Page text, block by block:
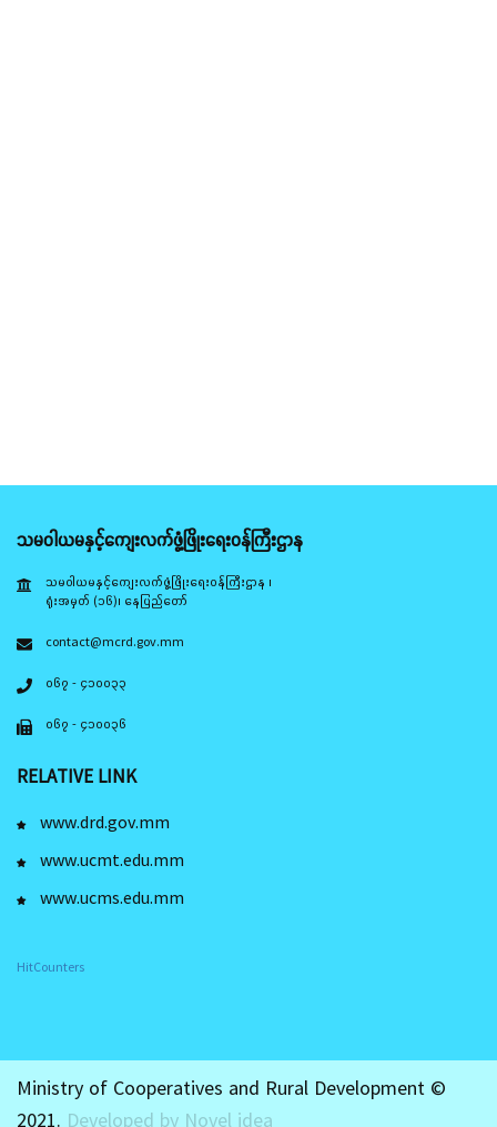
သမဝါယမနှင့်ကျေးလက်ဖွံ့ဖြိုးရေးဝန်ကြီးဌာန
သမဝါယမနှင့်ကျေးလက်ဖွံ့ဖြိုးရေးဝန်ကြီးဌာန ၊
ရုံးအမှတ် (၁၆)၊ နေပြည်တော်
contact@mcrd.gov.mm
၀၆၇ - ၄၁၀၀၃၃
၀၆၇ - ၄၁၀၀၃၆
RELATIVE LINK
www.drd.gov.mm
www.ucmt.edu.mm
www.ucms.edu.mm
HitCounters
Ministry of Cooperatives and Rural Development ©
2021. Developed by Novel idea